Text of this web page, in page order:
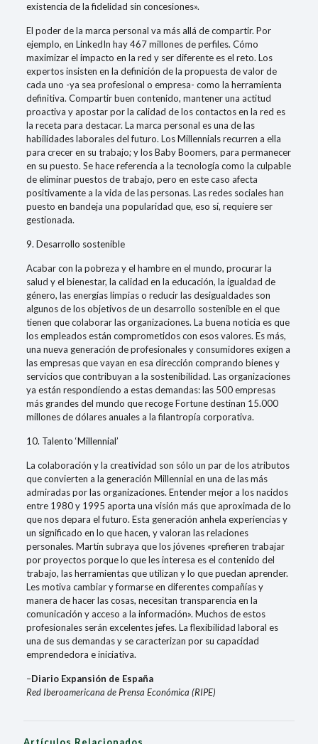
existencia de la fidelidad sin concesiones».
El poder de la marca personal va más allá de compartir. Por
ejemplo, en LinkedIn hay 467 millones de perfiles. Cómo
maximizar el impacto en la red y ser diferente es el reto. Los
expertos insisten en la definición de la propuesta de valor de
cada uno -ya sea profesional o empresa- como la herramienta
definitiva. Compartir buen contenido, mantener una actitud
proactiva y apostar por la calidad de los contactos en la red es
la receta para destacar. La marca personal es una de las
habilidades laborales del futuro. Los Millennials recurren a ella
para crecer en su trabajo; y los Baby Boomers, para permanecer
en su puesto. Se hace referencia a la tecnología como la culpable
de eliminar puestos de trabajo, pero en este caso afecta
positivamente a la vida de las personas. Las redes sociales han
puesto en bandeja una popularidad que, eso sí, requiere ser
gestionada.
9. Desarrollo sostenible
Acabar con la pobreza y el hambre en el mundo, procurar la
salud y el bienestar, la calidad en la educación, la igualdad de
género, las energías limpias o reducir las desigualdades son
algunos de los objetivos de un desarrollo sostenible en el que
tienen que colaborar las organizaciones. La buena noticia es que
los empleados están comprometidos con esos valores. Es más,
una nueva generación de profesionales y consumidores exigen a
las empresas que vayan en esa dirección comprando bienes y
servicios que contribuyan a la sostenibilidad. Las organizaciones
ya están respondiendo a estas demandas: las 500 empresas
más grandes del mundo que recoge Fortune destinan 15.000
millones de dólares anuales a la filantropía corporativa.
10. Talento ‘Millennial’
La colaboración y la creatividad son sólo un par de los atributos
que convierten a la generación Millennial en una de las más
admiradas por las organizaciones. Entender mejor a los nacidos
entre 1980 y 1995 aporta una visión más que aproximada de lo
que nos depara el futuro. Esta generación anhela experiencias y
un significado en lo que hacen, y valoran las relaciones
personales. Martín subraya que los jóvenes «prefieren trabajar
por proyectos porque lo que les interesa es el contenido del
trabajo, las herramientas que utilizan y lo que puedan aprender.
Les motiva cambiar y formarse en diferentes compañías y
manera de hacer las cosas, necesitan transparencia en la
comunicación y acceso a la información». Muchos de estos
profesionales serán excelentes jefes. La flexibilidad laboral es
una de sus demandas y se caracterizan por su capacidad
emprendedora e iniciativa.
–Diario Expansión de España
Red Iberoamericana de Prensa Económica (RIPE)